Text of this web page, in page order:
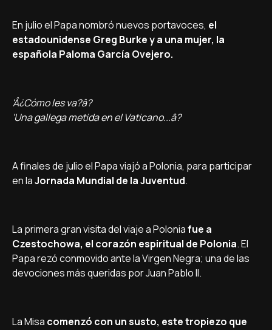
En julio el Papa nombró nuevos portavoces, el
estadounidense Greg Burke y a una mujer, la
española Paloma Garcí­a Ovejero.
'Â¿Cómo les va?â?
'Una gallega metida en el Vaticano...â?
A finales de julio el Papa viajó a Polonia, para participar
en laJornada Mundial de la Juventud.
La primera gran visita del viaje a Poloniafue a
Czestochowa, el corazón espiritual de Polonia. El
Papa rezó conmovido ante la Virgen Negra; una de las
devociones más queridas por Juan Pablo II.
La Misa comenzó con un susto, este tropiezo que